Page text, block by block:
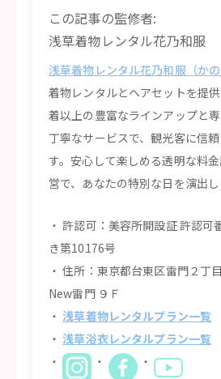
この記事の監修者:
浅草着物レンタル花乃和服
浅草着物レンタル花乃和服（かの
着物レンタルとヘアセットを提
着以上の豊富なラインアップと
丁寧なサービスで、観光客に信
す。安心して楽しめる透明な料
営で、あなたの特別な日を演出し
許認可：美容所開設証 許認可
き第10176号
住所：東京都台東区雷門２丁
New雷門 ９Ｆ
浅草着物レンタルプラン一覧
浅草浴衣レンタルプラン一覧